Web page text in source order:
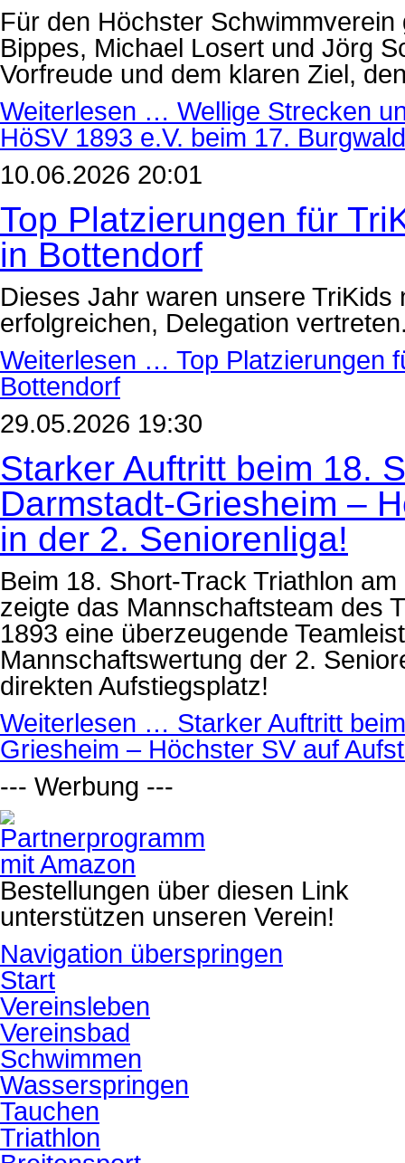
Für den Höchster
Bippes, Michael Losert und Jörg
Vorfreude und dem klaren Ziel,
Weiterlesen … Wellige Strecken
HöSV 1893 e.V. beim 17.
10.06.2026 20:01
Top Platzierungen für
in Bottendorf
Dieses Jahr waren unsere
erfolgreichen, Delegation
Weiterlesen … Top Platzierungen
Bottendorf
29.05.2026 19:30
Starker Auftritt beim 18.
Darmstadt-Griesheim –
in der 2. Seniorenliga!
Beim 18. Short-Track Triathlon
zeigte das Mannschaftsteam des
1893 eine überzeugende
Mannschaftswertung der 2.
direkten Aufstiegsplatz!
Weiterlesen … Starker Auftritt
Griesheim – Höchster SV auf
--- Werbung ---
Bestellungen über diesen Link
unterstützen unseren Verein!
Navigation überspringen
Start
Vereinsleben
Vereinsbad
Schwimmen
Wasserspringen
Tauchen
Triathlon